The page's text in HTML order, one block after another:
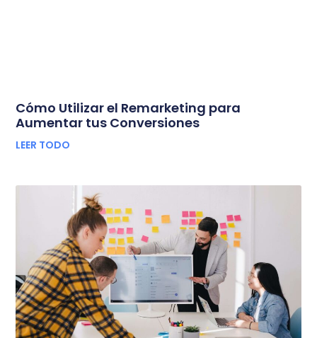
Cómo Utilizar el Remarketing para
Aumentar tus Conversiones
LEER TODO